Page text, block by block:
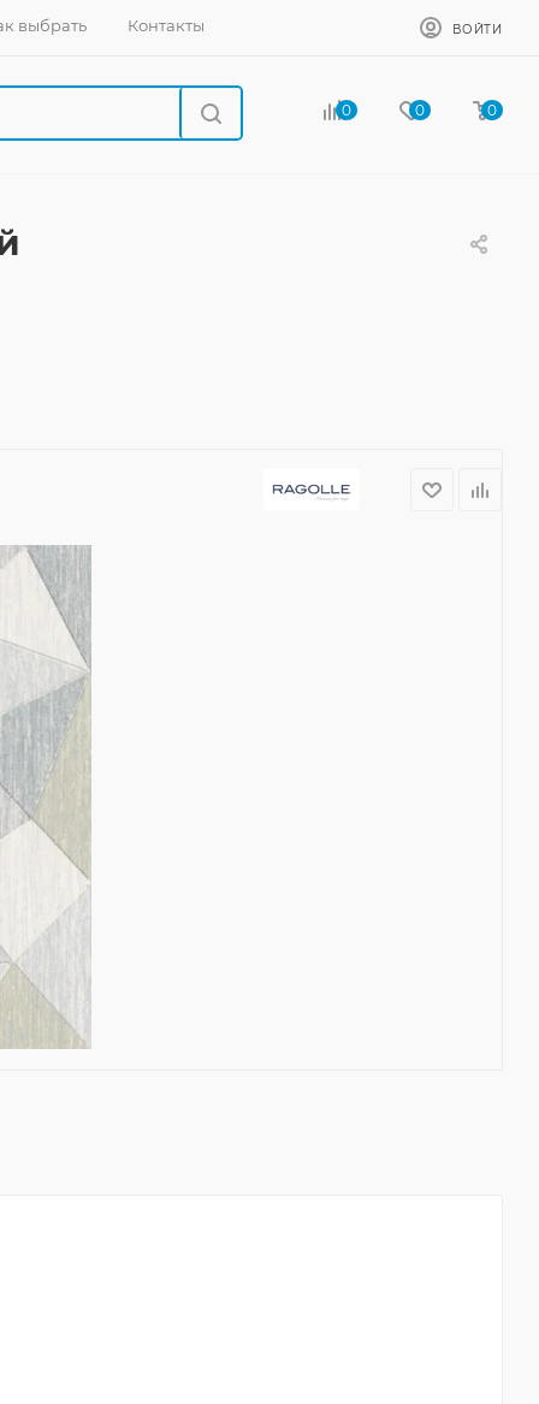
выбрать Контакты ВОЙТИ
0 0 0